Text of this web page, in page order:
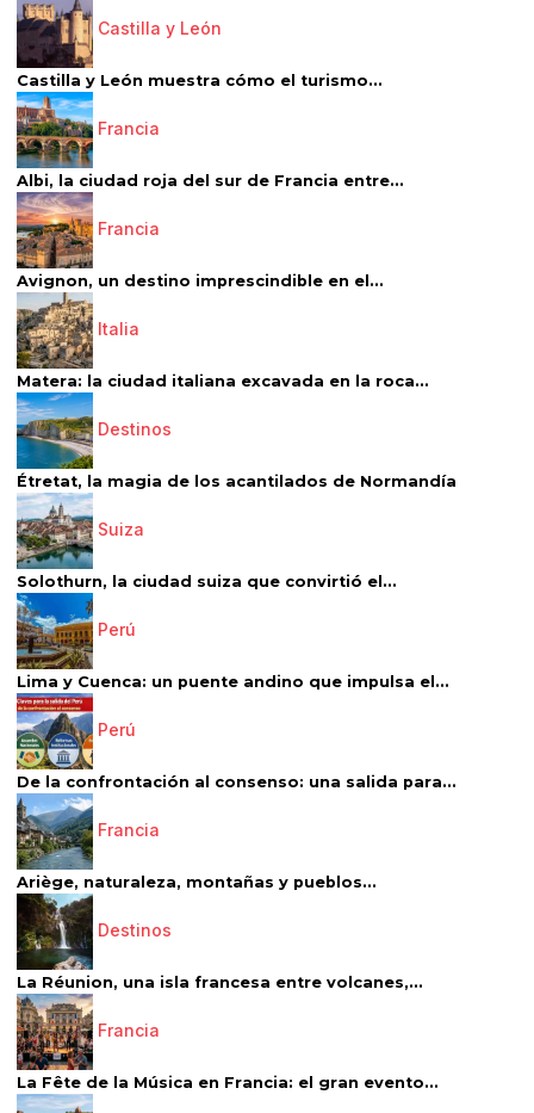
Castilla y León
Castilla y León muestra cómo el turismo...
Francia
Albi, la ciudad roja del sur de Francia entre...
Francia
Avignon, un destino imprescindible en el...
Italia
Matera: la ciudad italiana excavada en la roca...
Destinos
Étretat, la magia de los acantilados de Normandía
Suiza
Solothurn, la ciudad suiza que convirtió el...
Perú
Lima y Cuenca: un puente andino que impulsa el...
Perú
De la confrontación al consenso: una salida para...
Francia
Ariège, naturaleza, montañas y pueblos...
Destinos
La Réunion, una isla francesa entre volcanes,...
Francia
La Fête de la Música en Francia: el gran evento...